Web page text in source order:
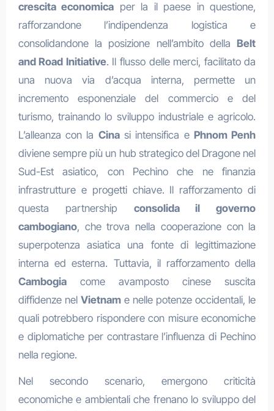
crescita economica per la il paese in questione,
rafforzandone l’indipendenza logistica e
consolidandone la posizione nell’ambito della Belt
and Road Initiative. Il flusso delle merci, facilitato da
una nuova via d’acqua interna, permette un
incremento esponenziale del commercio e del
turismo, trainando lo sviluppo industriale e agricolo.
L’alleanza con la Cinasi intensifica e Phnom Penh
diviene sempre più un hub strategico del Dragone nel
Sud-Est asiatico, con Pechino che ne finanzia
infrastrutture e progetti chiave. Il rafforzamento di
questa partnership consolida il governo
cambogiano, che trova nella cooperazione con la
superpotenza asiatica una fonte di legittimazione
interna ed esterna. Tuttavia, il rafforzamento della
Cambogiacome avamposto cinese suscita
diffidenze nel Vietname nelle potenze occidentali, le
quali potrebbero rispondere con misure economiche
e diplomatiche per contrastare l’influenza di Pechino
nella regione.
Nel secondo scenario, emergono criticità
economiche e ambientali che frenano lo sviluppo del